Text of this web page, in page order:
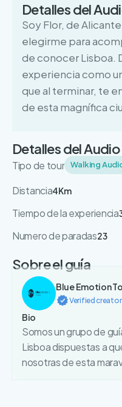
Detalles del
Soy Flor, de
elegirme para
de conocer Lisboa.
experiencia como
que al terminar, te
de esta magnífica
Detalles del
Tipo de tour Walking
Distancia4Km
Tiempo de la experiencia
Numero de paradas23
Sobre el guía
Blue Emotion
Verified creator
Bio
Somos un grupo de
Lisboa dispuestas a
nosotras de esta